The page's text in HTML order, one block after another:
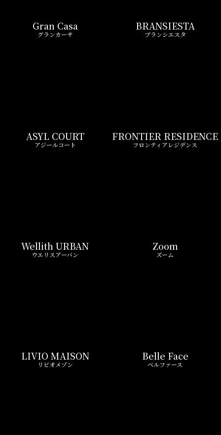
グランカーサ ブランシエスタ
LIVIO MAISON Belle Face
プライムブリス